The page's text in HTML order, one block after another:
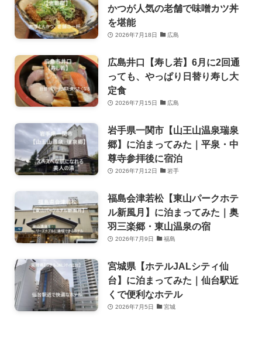
かつが人気の老舗で味噌カツ丼
を堪能
2026年7月18日 広島
広島井口【寿し若】6月に2回通
っても、やっぱり日替り寿し大
定食
2026年7月15日 広島
岩手県一関市【山王山温泉瑞泉
郷】に泊まってみた｜平泉・中
尊寺参拝後に宿泊
2026年7月12日 岩手
福島会津若松【東山パークホテ
ル新風月】に泊まってみた｜奥
羽三楽郷・東山温泉の宿
2026年7月9日 福島
宮城県【ホテルJALシティ仙
台】に泊まってみた｜仙台駅近
くで便利なホテル
2026年7月5日 宮城